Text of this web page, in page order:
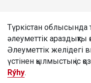
Түркістан облысында
әлеуметтік
Әлеуметтік
үстінен қылмыстық іс
Rýhy.